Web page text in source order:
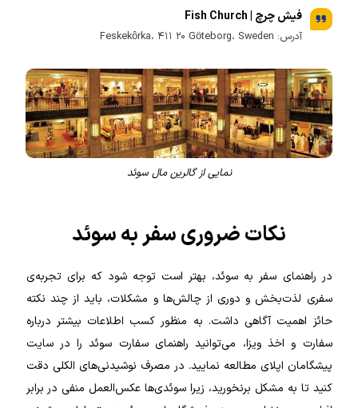
فیش چرچ | Fish Church
آدرس: Feskekôrka، ۴۱۱ ۲۰ Göteborg، Sweden
نمایی از گالرین مال سوئد
نکات ضروری سفر به سوئد
در راهنمای سفر به سوئد، بهتر است توجه شود که برای تجربه‌ی
سفری لذت‌بخش و دوری از چالش‌ها و مشکلات، باید از چند نکته
حائز اهمیت آگاهی داشت. به منظور کسب اطلاعات بیشتر درباره
سفارت و اخذ ویزا، می‌توانید راهنمای سفارت سوئد را در سایت
پیشگامان اپلای مطالعه نمایید. در مصرف نوشیدنی‌های الکلی دقت
کنید تا به مشکل برنخورید، زیرا سوئدی‌ها عکس‌العمل منفی در برابر